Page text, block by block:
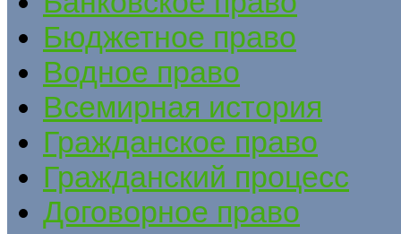
Бюджетное право
Водное право
Всемирная история
Гражданское право
Гражданский процесс
Договорное право